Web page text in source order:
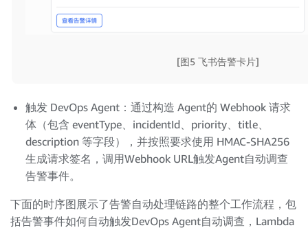
[图5 飞书告警卡片]
触发 DevOps Agent：通过构造 Agent的 Webhook 请求
体（包含 eventType、incidentId、priority、title、
description 等字段），并按照要求使用 HMAC-SHA256
生成请求签名，调用Webhook URL触发Agent自动调查
告警事件。
下面的时序图展示了告警自动处理链路的整个工作流程，包
括告警事件如何自动触发DevOps Agent自动调查，Lambda